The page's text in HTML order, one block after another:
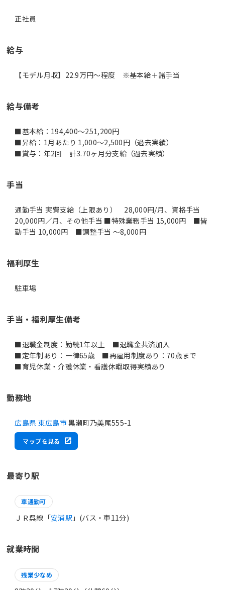
正社員
給与
【モデル月収】22.9万円〜程度 ※基本給＋諸手当
給与備考
■基本給：194,400～251,200円
■昇給：1月あたり 1,000～2,500円（過去実績）
■賞与：年2回 計3.70ヶ月分支給（過去実績）
手当
通勤手当 実費支給（上限あり） 28,000円/月、資格手当
20,000円／月、その他手当 ■特殊業務手当 15,000円 ■皆
勤手当 10,000円 ■調整手当 ～8,000円
福利厚生
駐車場
手当・福利厚生備考
■退職金制度：勤続1年以上 ■退職金共済加入
■定年制あり：一律65歳 ■再雇用制度あり：70歳まで
■育児休業・介護休業・看護休暇取得実績あり
勤務地
広島県 東広島市 黒瀬町乃美尾555-1
マップを見る
最寄り駅
車通勤可
ＪＲ呉線「安浦駅 」(バス・車11分)
就業時間
残業少なめ